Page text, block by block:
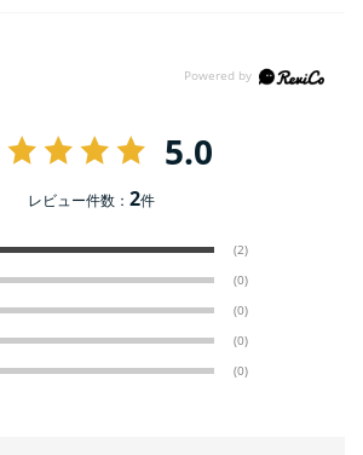
5.0
レビュー件数：2件
(2)
(0)
(0)
(0)
(0)